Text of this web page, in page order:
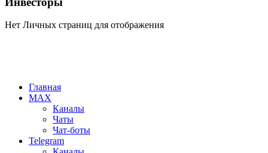
Нет Личных страниц для отображения
Главная
MAX
Каналы
Чаты
Чат-боты
Telegram